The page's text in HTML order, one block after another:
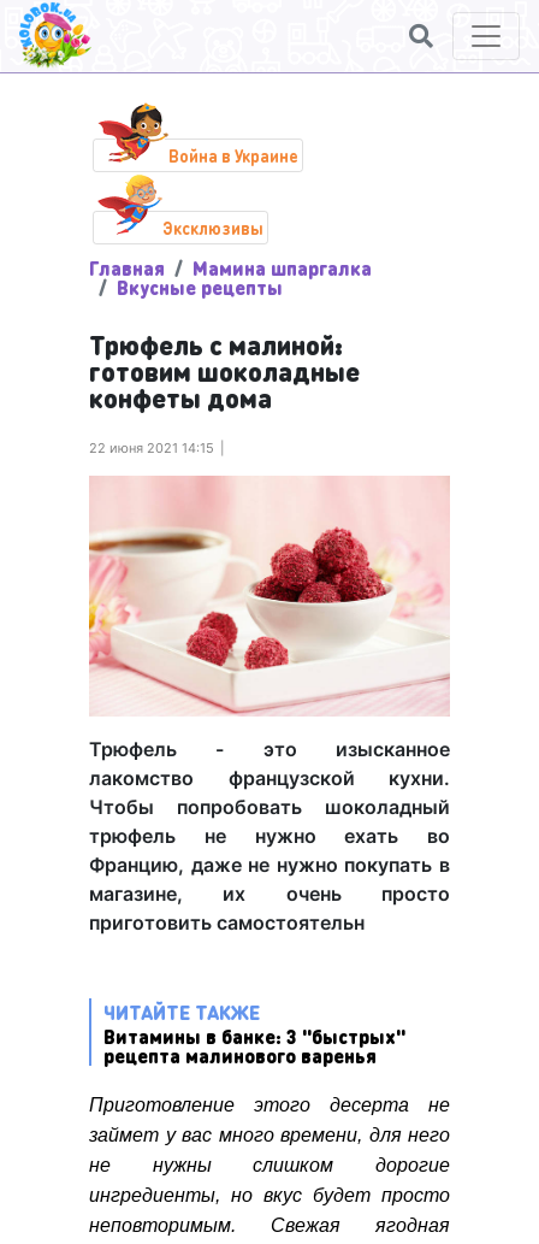
Война в Украине
Эксклюзивы
Главная Мамина шпаргалка
Вкусные рецепты
Трюфель с малиной:
готовим шоколадные
конфеты дома
22 июня 2021 14:15
Трюфель - это изысканное
лакомство французской кухни.
Чтобы попробовать шоколадный
трюфель не нужно ехать во
Францию, даже не нужно покупать в
магазине, их очень просто
приготовить самостоятельн
ЧИТАЙТЕ ТАКЖЕ
Витамины в банке: 3 "быстрых"
рецепта малинового варенья
Приготовление этого десерта не
займет у вас много времени, для него
не нужны слишком дорогие
ингредиенты, но вкус будет просто
неповторимым. Свежая ягодная